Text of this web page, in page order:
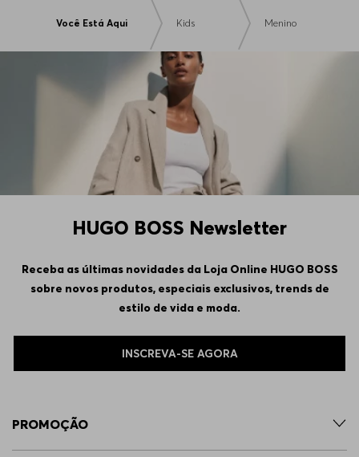
Você Está Aqui Kids Menino
HUGO BOSS Newsletter
Receba as últimas novidades da Loja Online HUGO BOSS
sobre novos produtos, especiais exclusivos, trends de
estilo de vida e moda.
INSCREVA-SE AGORA
PROMOÇÃO